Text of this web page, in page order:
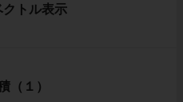
トル表示
（１）